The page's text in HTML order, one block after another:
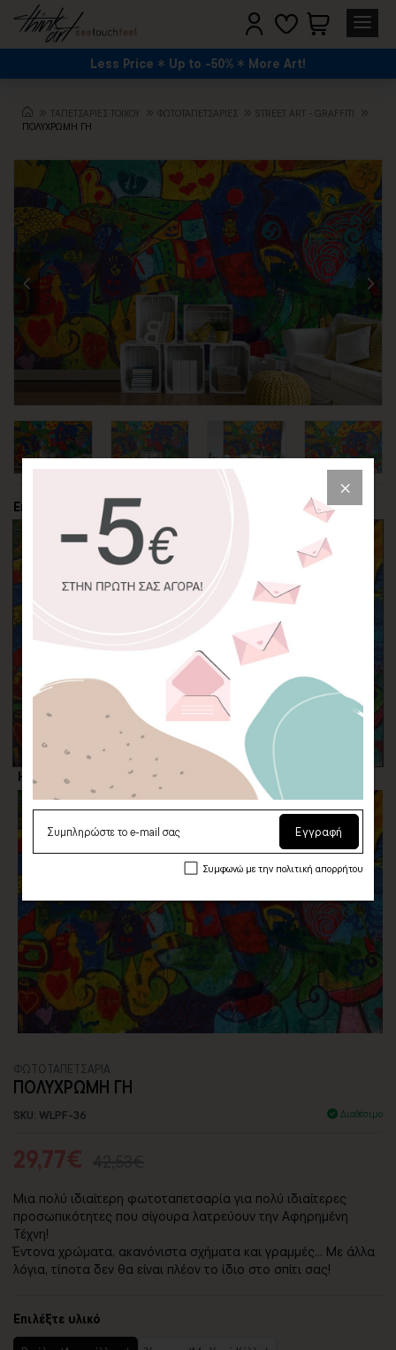
Less Price Up to -50% More Art!
TΑΠΕΤΣΑΡΙΕΣ ΤΟΙΧΟΥ ΦΩΤΟΤΑΠΕΤΣΑΡΙΕΣ
STREET ART - GRAFFITI
ΠΟΛΥΧΡΩΜΗ ΓΗ
Επιλέξτε την περικοπή της φωτογραφίας
Η επιλογή σας
ΦΩΤΟΤΑΠΕΤΣΑΡΙA
ΠΟΛΥΧΡΩΜΗ ΓΗ
SKU: WLPF-36 Διαθέσιμο
29,77€
Μια πολύ ιδιαίτερη φωτοταπετσαρία για πολύ ιδιαίτερες
προσωπικότητες που σίγουρα λατρεύουν την Αφηρημένη
Τέχνη!
Έντονα χρώματα, ακανόνιστα σχήματα και γραμμές... Με άλλα
λόγια, τίποτα δεν θα είναι πλέον το ίδιο στο σπίτι σας!
Επιλέξτε υλικό
Εγγραφή
Συμφωνώ με την πολιτική απορρήτου